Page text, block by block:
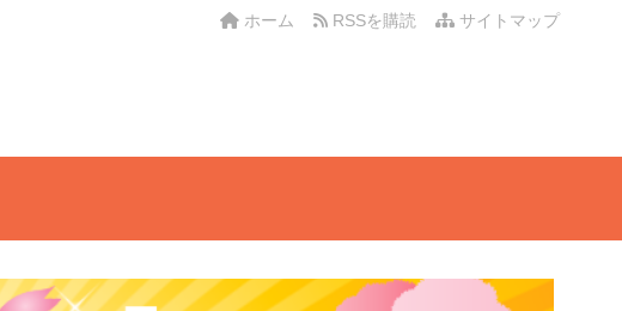
サイトマップ
RSSを購読
ホーム